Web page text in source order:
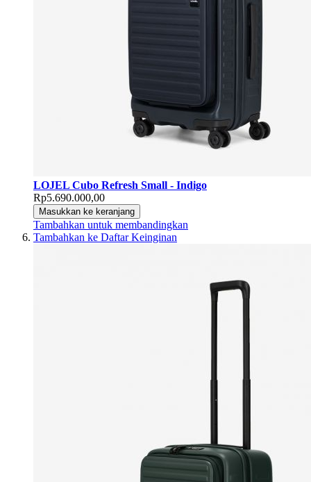
LOJEL Cubo Refresh Small - Indigo
Rp5.690.000,00
Masukkan ke keranjang
Tambahkan untuk membandingkan
Tambahkan ke Daftar Keinginan